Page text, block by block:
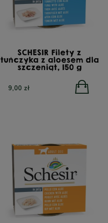
SCHESIR Filety z
tuńczyka z aloesem dla
szczeniąt, 150 g
9,00 zł